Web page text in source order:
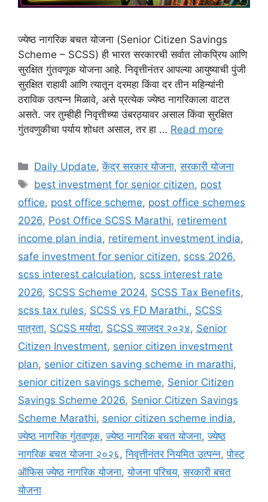
ज्येष्ठ नागरिक बचत योजना (Senior Citizen Savings
Scheme – SCSS) ही भारत सरकारची सर्वात लोकप्रिय आणि
सुरक्षित गुंतवणूक योजना आहे. निवृत्तीनंतर आपल्या आयुष्याची पुंजी
सुरक्षित राहावी आणि त्यातून दरमहा किंवा दर तीन महिन्यांनी
ठराविक उत्पन्न मिळावे, असे प्रत्येक ज्येष्ठ नागरिकाला वाटत
असते. जर तुम्हीही निवृत्तीच्या उंबरठ्यावर असाल किंवा सुरक्षित
गुंतवणुकीचा पर्याय शोधत असाल, तर हा … Read more
Categories
Daily Update,केंद्र सरकार योजना,सरकारी योजना
Tags
best investment for senior citizen, post
office, post office scheme, post office schemes
2026, Post Office SCSS Marathi, retirement
income plan india, retirement investment india,
safe investment for senior citizen, scss 2026,
scss interest calculation, scss interest rate
2026, SCSS Scheme 2024, SCSS Tax Benefits,
scss tax rules, SCSS vs FD Marathi., SCSS
पात्रता, SCSS मर्यादा, SCSS व्याजदर २०२४, Senior
Citizen Investment, senior citizen investment
plan, senior citizen saving scheme in marathi,
senior citizen savings scheme, Senior Citizen
Savings Scheme 2026, Senior Citizen Savings
Scheme Marathi, senior citizen scheme india,
ज्येष्ठ नागरिक गुंतवणूक,ज्येष्ठ नागरिक बचत योजना,ज्येष्ठ
नागरिक बचत योजना २०२६ ,निवृत्तीनंतर नियमित उत्पन्न,पोस्ट
ऑफिस ज्येष्ठ नागरिक योजना,योजना परिचय,सरकारी बचत
योजना